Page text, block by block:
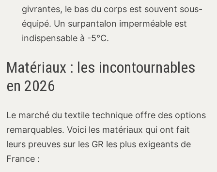
givrantes, le bas du corps est souvent sous-
équipé. Un surpantalon imperméable est
indispensable à -5°C.
Matériaux : les incontournables
en 2026
Le marché du textile technique offre des options
remarquables. Voici les matériaux qui ont fait
leurs preuves sur les GR les plus exigeants de
France :